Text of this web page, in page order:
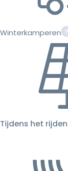
Winterkamperen
Tijdens het rijden